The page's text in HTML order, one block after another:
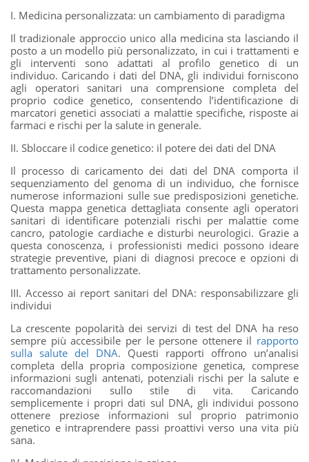
I. Medicina personalizzata: un cambiamento di paradigma
Il tradizionale approccio unico alla medicina sta lasciando il
posto a un modello più personalizzato, in cui i trattamenti e
gli interventi sono adattati al profilo genetico di un
individuo. Caricando i dati del DNA, gli individui forniscono
agli operatori sanitari una comprensione completa del
proprio codice genetico, consentendo l’identificazione di
marcatori genetici associati a malattie specifiche, risposte ai
farmaci e rischi per la salute in generale.
II. Sbloccare il codice genetico: il potere dei dati del DNA
Il processo di caricamento dei dati del DNA comporta il
sequenziamento del genoma di un individuo, che fornisce
numerose informazioni sulle sue predisposizioni genetiche.
Questa mappa genetica dettagliata consente agli operatori
sanitari di identificare potenziali rischi per malattie come
cancro, patologie cardiache e disturbi neurologici. Grazie a
questa conoscenza, i professionisti medici possono ideare
strategie preventive, piani di diagnosi precoce e opzioni di
trattamento personalizzate.
III. Accesso ai report sanitari del DNA: responsabilizzare gli
individui
La crescente popolarità dei servizi di test del DNA ha reso
sempre più accessibile per le persone ottenere il rapporto
sulla salute del DNA. Questi rapporti offrono un’analisi
completa della propria composizione genetica, comprese
informazioni sugli antenati, potenziali rischi per la salute e
raccomandazioni sullo stile di vita. Caricando
semplicemente i propri dati sul DNA, gli individui possono
ottenere preziose informazioni sul proprio patrimonio
genetico e intraprendere passi proattivi verso una vita più
sana.